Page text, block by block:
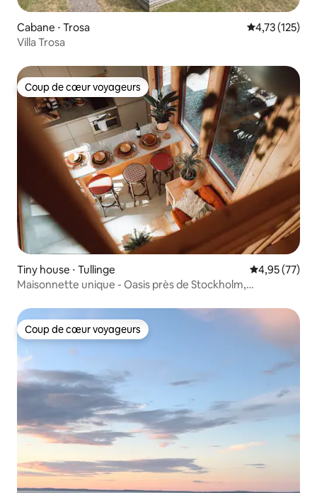
Cabane ⋅ Trosa Évaluation
4,73 (125)
Villa Trosa
Coup de cœur voyageurs
Coup de cœur voyageurs
Tiny house ⋅ Tullinge Évaluation
4,95 (77)
Maisonnette unique - Oasis près de Stockholm,
Coup de cœur voyageurs
Coup de cœur voyageurs